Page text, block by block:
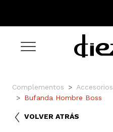
Complementos Accesorios
Bufanda Hombre Boss
VOLVER ATRÁS